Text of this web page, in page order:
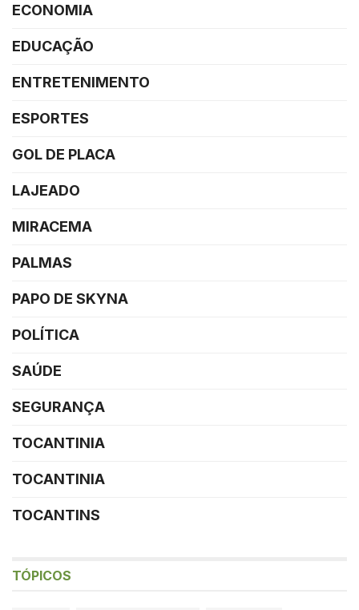
ECONOMIA
EDUCAÇÃO
ENTRETENIMENTO
ESPORTES
GOL DE PLACA
LAJEADO
MIRACEMA
PALMAS
PAPO DE SKYNA
POLÍTICA
SAÚDE
SEGURANÇA
TOCANTINIA
TOCANTINIA
TOCANTINS
TÓPICOS